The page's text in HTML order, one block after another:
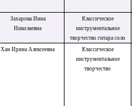
Захарова Инна
Николаевна
Классическое
инструментальное
творчество гитара соло
Хан Ирина Алексеевна
Классическое
инструментальное
творчество